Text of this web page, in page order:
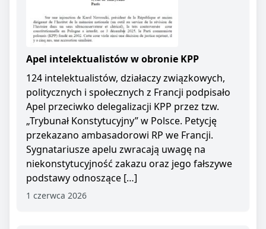
Apel intelektualistów w obronie KPP
124 intelektualistów, działaczy związkowych,
politycznych i społecznych z Francji podpisało
Apel przeciwko delegalizacji KPP przez tzw.
„Trybunał Konstytucyjny” w Polsce. Petycję
przekazano ambasadorowi RP we Francji.
Sygnatariusze apelu zwracają uwagę na
niekonstytucyjność zakazu oraz jego fałszywe
podstawy odnoszące […]
1 czerwca 2026